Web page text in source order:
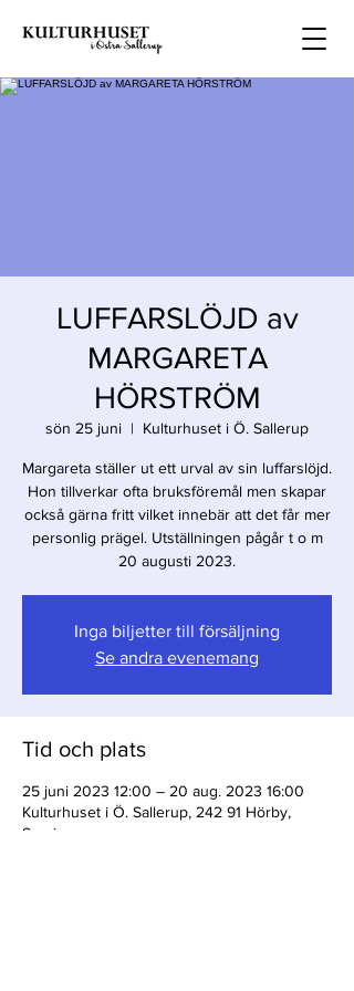
LUFFARSLÖJD av
MARGARETA
HÖRSTRÖM
sön 25 juni
  |
Kulturhuset i Ö. Sallerup
Margareta ställer ut ett urval av sin luffarslöjd.
Hon tillverkar ofta bruksföremål men skapar
också gärna fritt vilket innebär att det får mer
personlig prägel. Utställningen pågår t o m
Inga biljetter till försäljning
Se andra evenemang
Tid och plats
25 juni 2023 12:00 – 20 aug. 2023 16:00
Kulturhuset i Ö. Sallerup, 242 91 Hörby,
Sverige